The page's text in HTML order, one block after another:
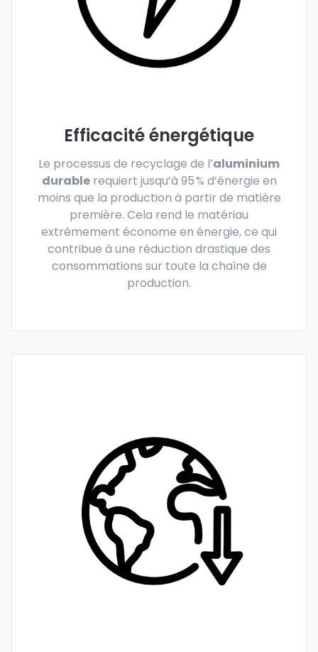
Efficacité énergétique
Le processus de recyclage de l’aluminium
durablerequiert jusqu’à 95 % d’énergie en
moins que la production à partir de matière
première. Cela rend le matériau
extrêmement économe en énergie, ce qui
contribue à une réduction drastique des
consommations sur toute la chaîne de
production.